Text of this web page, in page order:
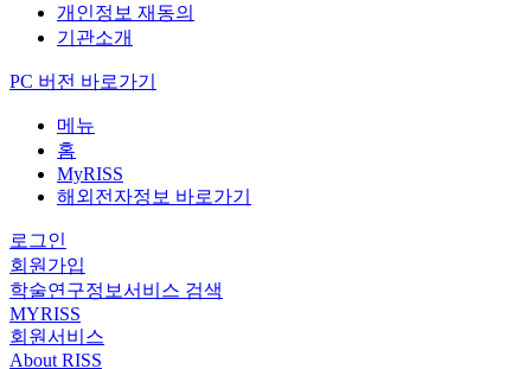
개인정보 재동의
기관소개
PC 버전 바로가기
메뉴
홈
MyRISS
해외전자정보 바로가기
로그인
회원가입
학술연구정보서비스 검색
MYRISS
회원서비스
About RISS